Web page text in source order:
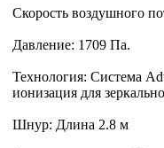
Скорость воздушного
Давление: 1709 Па.
Технология: Система
ионизация для
Шнур: Длина 2.8 м